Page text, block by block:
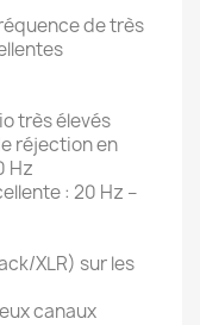
de très
très élevés
réjection en
Hz
: 20 Hz –
XLR) sur les
canaux